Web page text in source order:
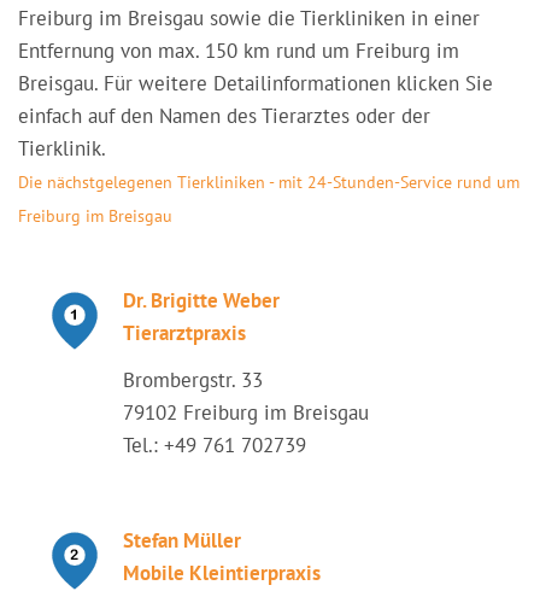
Freiburg im Breisgau sowie die Tierkliniken in einer
Entfernung von max. 150 km rund um Freiburg im
Breisgau. Für weitere Detailinformationen klicken Sie
einfach auf den Namen des Tierarztes oder der
Tierklinik.
Die nächstgelegenen Tierkliniken - mit 24-Stunden-Service rund um
Freiburg im Breisgau
Dr. Brigitte Weber
Tierarztpraxis
Brombergstr. 33
79102 Freiburg im Breisgau
Tel.: +49 761 702739
Stefan Müller
Mobile Kleintierpraxis